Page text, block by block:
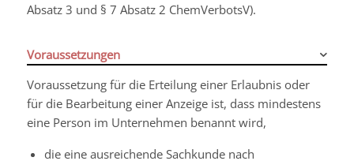
Absatz 3 und § 7 Absatz 2 ChemVerbotsV).
Voraussetzungen
Voraussetzung für die Erteilung einer Erlaubnis oder
für die Bearbeitung einer Anzeige ist, dass mindestens
eine Person im Unternehmen benannt wird,
die eine ausreichende Sachkunde nach